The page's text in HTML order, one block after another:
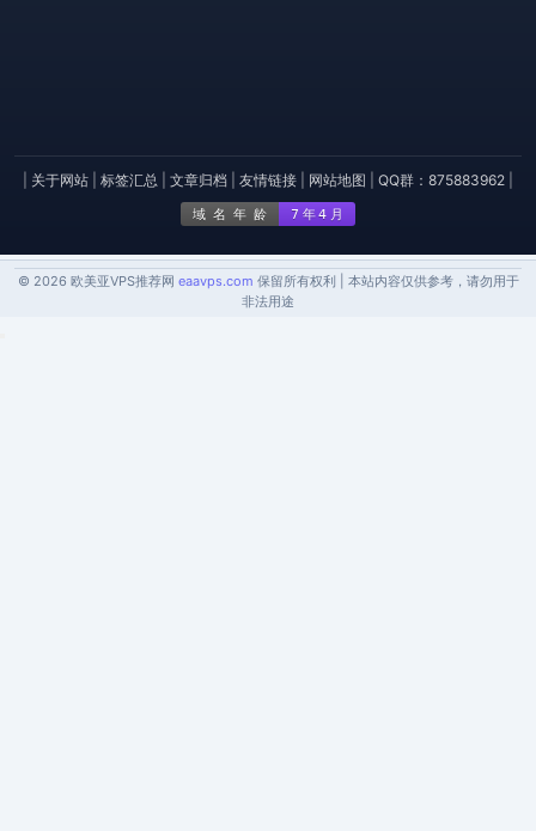
关于网站 标签汇总 文章归档 友情链接 网站地图 QQ群：875883962
© 2026 欧美亚VPS推荐网 eaavps.com 保留所有权利 | 本站内容仅供参考，请勿用于
非法用途